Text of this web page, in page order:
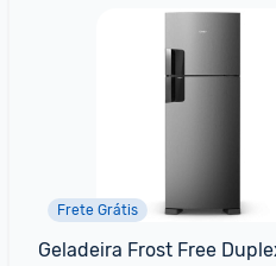
Frete Grátis
Geladeira Frost Free